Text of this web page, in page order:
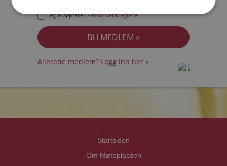
Jeg akseptererPersonvernreglene
Allerede medlem? Logg inn her »
Startsiden
Om Møteplassen